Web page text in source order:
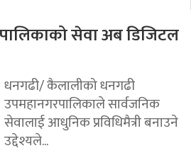
सेवा अब डिजिटल
धनगढी/ कैलालीको धनगढी
उपमहानगरपालिकाले सार्वजनिक
सेवालाई आधुनिक प्रविधिमैत्री बनाउने
उद्देश्यले...